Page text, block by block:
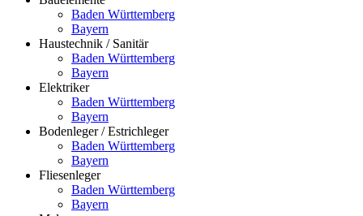
Baden Württemberg
Bayern
Haustechnik / Sanitär
Baden Württemberg
Bayern
Elektriker
Baden Württemberg
Bayern
Bodenleger / Estrichleger
Baden Württemberg
Bayern
Fliesenleger
Baden Württemberg
Bayern